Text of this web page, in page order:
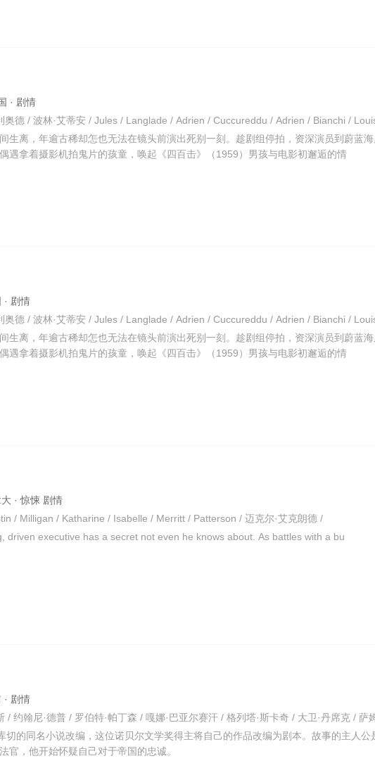
· 剧情
生离，年逾古稀却怎也无法在镜头前演出死别一刻。趁剧组停拍，资深演员到蔚蓝
遇拿着摄影机拍鬼片的孩童，唤起《四百击》（1959）男孩与电影初邂逅的情
· 剧情
生离，年逾古稀却怎也无法在镜头前演出死别一刻。趁剧组停拍，资深演员到蔚蓝
遇拿着摄影机拍鬼片的孩童，唤起《四百击》（1959）男孩与电影初邂逅的情
· 惊悚 剧情
/ Milligan / Katharine / Isabelle / Merritt / Patterson / 迈克尔·艾克朗德 /
driven executive has a secret not even he knows about. As battles with a bu
· 剧情
切的同名小说改编，这位诺贝尔文学奖得主将自己的作品改编为剧本。故事的主人公
官，他开始怀疑自己对于帝国的忠诚。